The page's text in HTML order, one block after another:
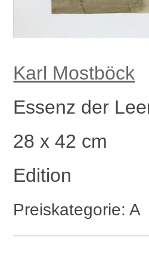
Karl Mostböck
Essenz der
28 x 42 cm
Edition
Preiskategorie: A